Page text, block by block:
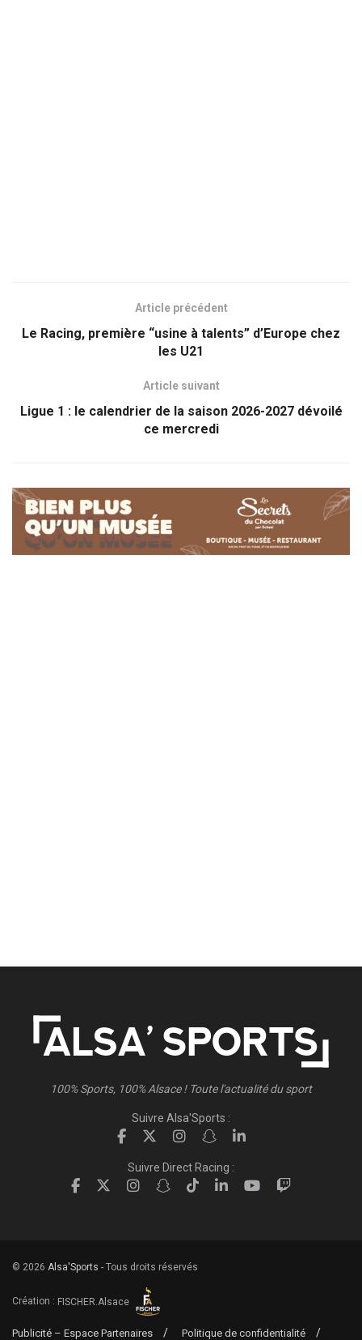
Article précédent
Le Racing, première “usine à talents” d’Europe chez
les U21
Article suivant
Ligue 1 : le calendrier de la saison 2026-2027 dévoilé
ce mercredi
100% Sports, 100% Alsace ! Toute l'actualité du sport
Suivre Alsa'Sports :
Suivre Direct Racing :
© 2026 Alsa'Sports - Tous droits réservés
Création : FISCHER.Alsace
Publicité – Espace Partenaires Politique de confidentialité